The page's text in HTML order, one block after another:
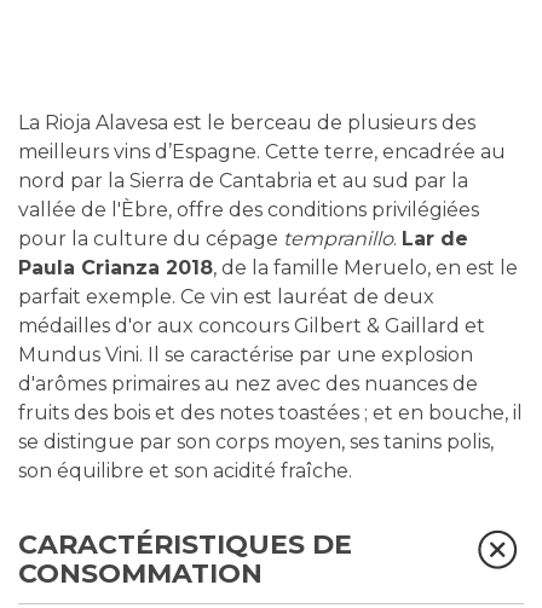
La Rioja Alavesa est le berceau de plusieurs des
meilleurs vins d’Espagne. Cette terre, encadrée au
nord par la Sierra de Cantabria et au sud par la
vallée de l'Èbre, offre des conditions privilégiées
pour la culture du cépage tempranillo. Lar de
Paula Crianza 2018, de la famille Meruelo, en est le
parfait exemple. Ce vin est lauréat de deux
médailles d'or aux concours Gilbert & Gaillard et
Mundus Vini. Il se caractérise par une explosion
d'arômes primaires au nez avec des nuances de
fruits des bois et des notes toastées ; et en bouche, il
se distingue par son corps moyen, ses tanins polis,
son équilibre et son acidité fraîche.
CARACTÉRISTIQUES DE
CONSOMMATION